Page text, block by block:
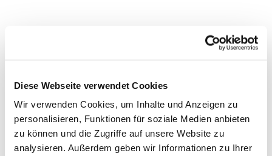
Diese Webseite verwendet Cookies
Wir verwenden Cookies, um Inhalte und Anzeigen zu
personalisieren, Funktionen für soziale Medien anbieten
zu können und die Zugriffe auf unsere Website zu
analysieren. Außerdem geben wir Informationen zu Ihrer